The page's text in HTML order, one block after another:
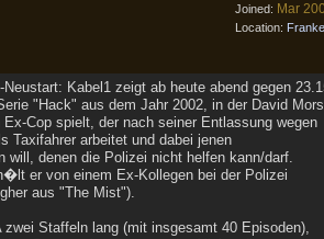
Joined: Mar
Location:
Kabel1 zeigt ab heute abend gegen
"Hack" aus dem Jahr 2002, in der David
Cop spielt, der nach seiner Entlassung wegen
Taxifahrer arbeitet und dabei jenen
will, denen die Polizei nicht helfen kann/darf.
er von einem Ex-Kollegen bei der Polizei
aus "The Mist").
zwei Staffeln lang (mit insgesamt 40 Episoden),